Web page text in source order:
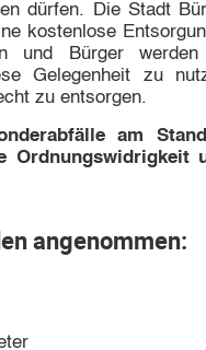
dürfen. Die Stadt
kostenlose
und Bürger
Gelegenheit zu
zu entsorgen.
am
angenommen: